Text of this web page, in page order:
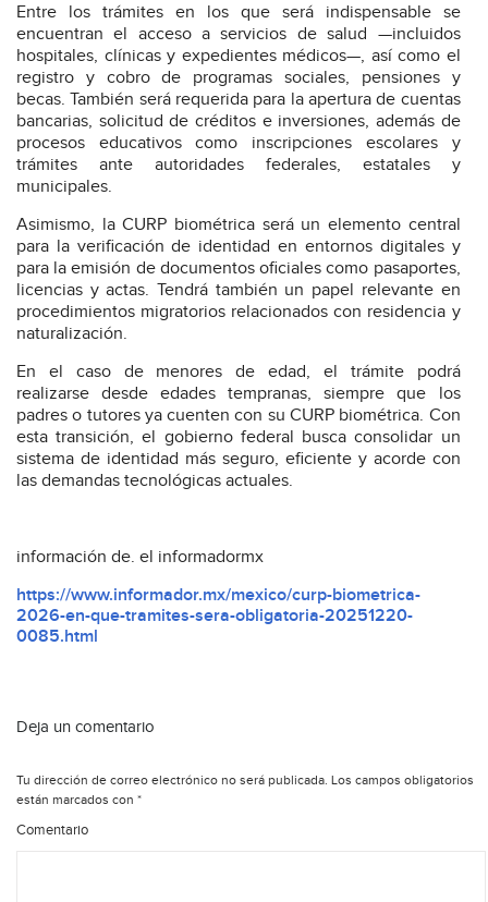
Entre los trámites en los que será indispensable se
encuentran el acceso a servicios de salud —incluidos
hospitales, clínicas y expedientes médicos—, así como el
registro y cobro de programas sociales, pensiones y
becas. También será requerida para la apertura de cuentas
bancarias, solicitud de créditos e inversiones, además de
procesos educativos como inscripciones escolares y
trámites ante autoridades federales, estatales y
municipales.
Asimismo, la CURP biométrica será un elemento central
para la verificación de identidad en entornos digitales y
para la emisión de documentos oficiales como pasaportes,
licencias y actas. Tendrá también un papel relevante en
procedimientos migratorios relacionados con residencia y
naturalización.
En el caso de menores de edad, el trámite podrá
realizarse desde edades tempranas, siempre que los
padres o tutores ya cuenten con su CURP biométrica. Con
esta transición, el gobierno federal busca consolidar un
sistema de identidad más seguro, eficiente y acorde con
las demandas tecnológicas actuales.
información de. el informadormx
https://www.informador.mx/mexico/curp-biometrica-
2026-en-que-tramites-sera-obligatoria-20251220-
0085.html
Deja un comentario
Tu dirección de correo electrónico no será publicada. Los campos obligatorios
están marcados con *
Comentario